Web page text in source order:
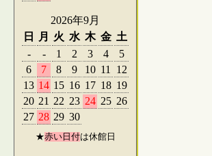
2026年9月
日
月 火 水 木 金 土
-
- 1 2 3 4
5
6
7 8 9 10 11
12
13 14 15 16 17 18 19
20 21 22 23 24 25 26
27 28 29 30
★赤い日付は休館日